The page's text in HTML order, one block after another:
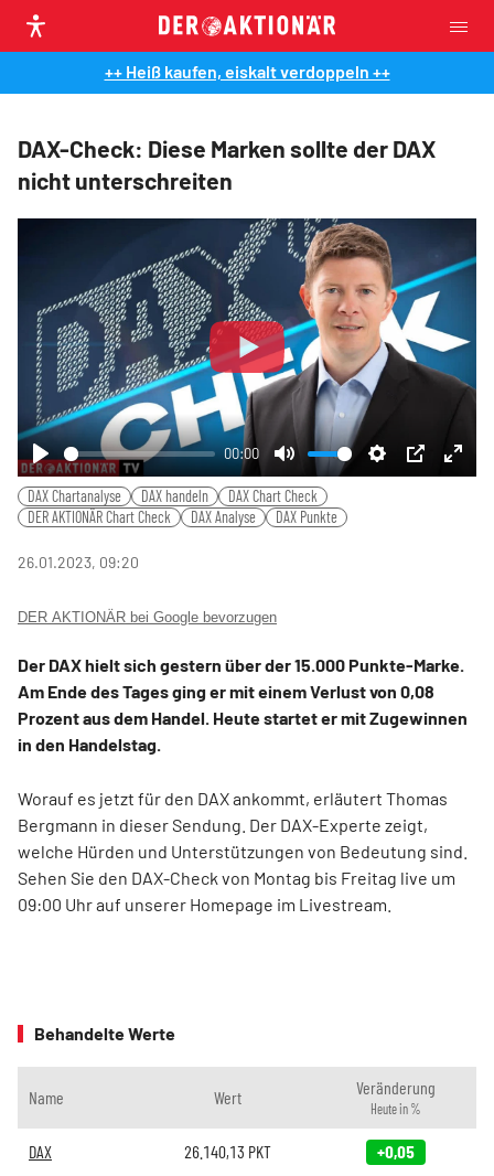
++ Heiß kaufen, eiskalt verdoppeln ++
DAX-Check: Diese Marken sollte der DAX
nicht unterschreiten
Play
00:00
Mute Settings
PIP
Play
DAX Chartanalyse DAX handeln
DAX Chart Check
DER AKTIONÄR Chart Check
DAX Analyse DAX Punkte
26.01.2023, 09:20
DER AKTIONÄR bei Google bevorzugen
Der DAX hielt sich gestern über der 15.000 Punkte-Marke.
Am Ende des Tages ging er mit einem Verlust von 0,08
Prozent aus dem Handel. Heute startet er mit Zugewinnen
in den Handelstag.
Worauf es jetzt für den DAX ankommt, erläutert Thomas
Bergmann in dieser Sendung. Der DAX-Experte zeigt,
welche Hürden und Unterstützungen von Bedeutung sind.
Sehen Sie den DAX-Check von Montag bis Freitag live um
09:00 Uhr auf unserer Homepage im Livestream.
Behandelte Werte
Name Wert Veränderung
Heute in %
DAX 26.140,13 PKT +0,05